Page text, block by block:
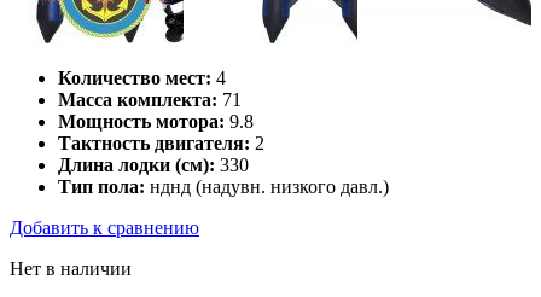
Количество мест: 4
Масса комплекта: 71
Мощность мотора: 9.8
Тактность двигателя: 2
Длина лодки (см): 330
Тип пола: нднд (надувн. низкого давл.)
Добавить к сравнению
Нет в наличии